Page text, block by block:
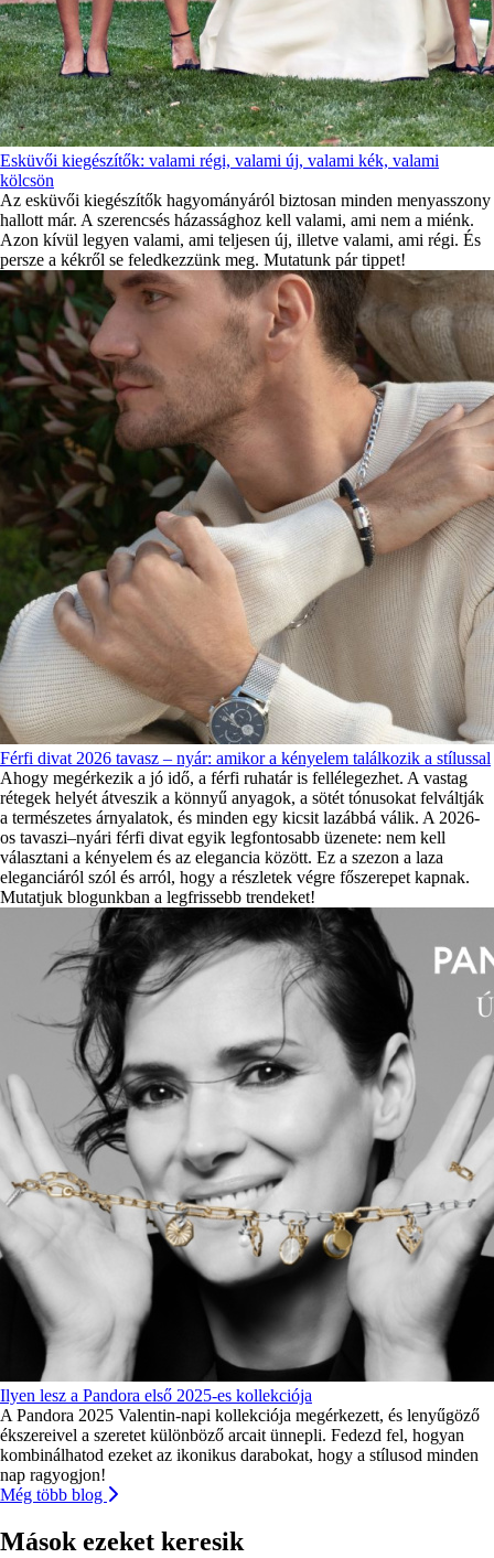
Esküvői kiegészítők: valami régi, valami új, valami kék, valami
kölcsön
Az esküvői kiegészítők hagyományáról biztosan minden menyasszony
hallott már. A szerencsés házassághoz kell valami, ami nem a miénk.
Azon kívül legyen valami, ami teljesen új, illetve valami, ami régi. És
persze a kékről se feledkezzünk meg. Mutatunk pár tippet!
Férfi divat 2026 tavasz – nyár: amikor a kényelem találkozik a stílussal
Ahogy megérkezik a jó idő, a férfi ruhatár is fellélegezhet. A vastag
rétegek helyét átveszik a könnyű anyagok, a sötét tónusokat felváltják
a természetes árnyalatok, és minden egy kicsit lazábbá válik. A 2026-
os tavaszi–nyári férfi divat egyik legfontosabb üzenete: nem kell
választani a kényelem és az elegancia között. Ez a szezon a laza
eleganciáról szól és arról, hogy a részletek végre főszerepet kapnak.
Mutatjuk blogunkban a legfrissebb trendeket!
Ilyen lesz a Pandora első 2025-es kollekciója
A Pandora 2025 Valentin-napi kollekciója megérkezett, és lenyűgöző
ékszereivel a szeretet különböző arcait ünnepli. Fedezd fel, hogyan
kombinálhatod ezeket az ikonikus darabokat, hogy a stílusod minden
nap ragyogjon!
Még több blog
Mások ezeket keresik